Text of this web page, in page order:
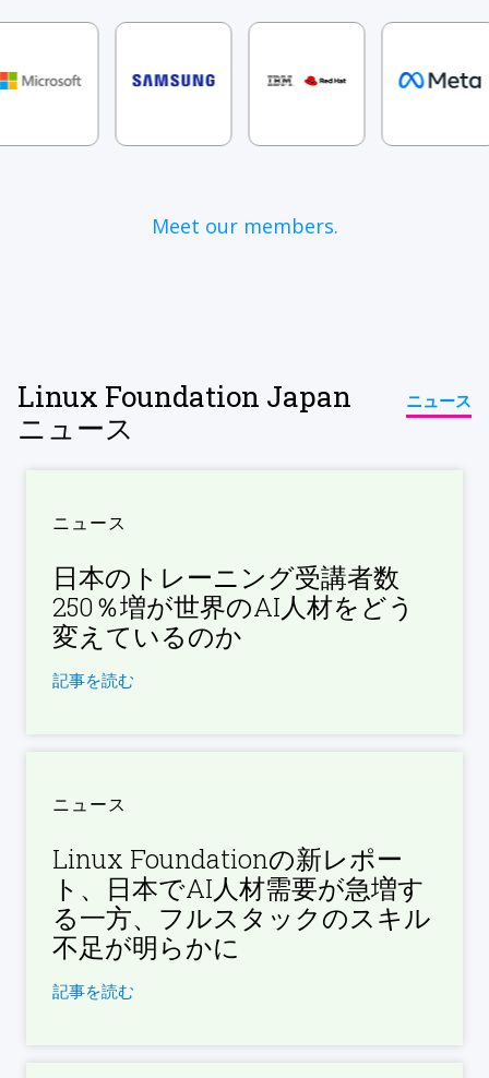
Meet our members.
Linux Foundation Japan
ニュース
ニュース
ニュース
日本のトレーニング受講者数
250％増が世界のAI人材をどう
変えているのか
記事を読む
ニュース
Linux Foundationの新レポー
ト、日本でAI人材需要が急増す
る一方、フルスタックのスキル
不足が明らかに
記事を読む